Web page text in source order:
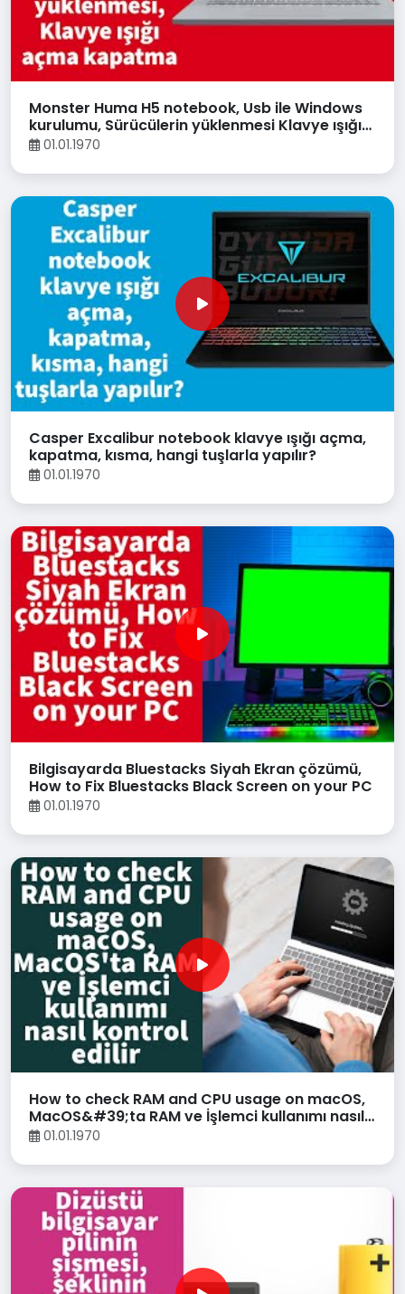
Monster Huma H5 notebook, Usb ile Windows
kurulumu, Sürücülerin yüklenmesi Klavye ışığı
açma kapatma
01.01.1970
Casper Excalibur notebook klavye ışığı açma,
kapatma, kısma, hangi tuşlarla yapılır?
01.01.1970
Bilgisayarda Bluestacks Siyah Ekran çözümü,
How to Fix Bluestacks Black Screen on your PC
01.01.1970
How to check RAM and CPU usage on macOS,
MacOS&#39;ta RAM ve İşlemci kullanımı nasıl
kontrol edilir
01.01.1970